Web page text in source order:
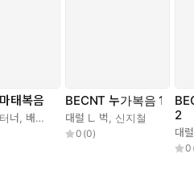
수고했다. 수년 동안 나의 강의
를 공부해 나가면서 나에게 도전
해 주었다. 지난 35년에 걸쳐 가르
과 벧엘 신학대학원 및 남침례교
태복음
너 배용덕
BECNT 누가복음 1
대럴 L. 벅 신지철
0 (0)
2
대
0